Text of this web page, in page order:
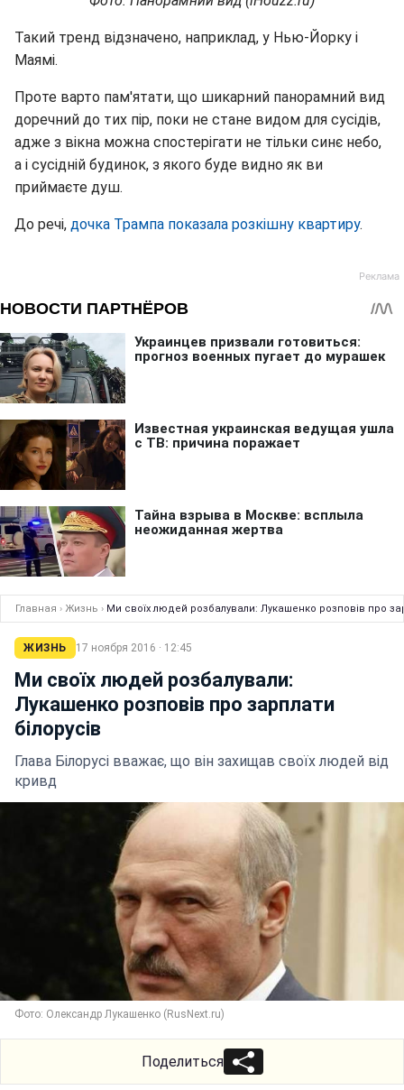
Такий тренд відзначено, наприклад, у Нью-Йорку і
Маямі.
Проте варто пам'ятати, що шикарний панорамний вид
доречний до тих пір, поки не стане видом для сусідів,
адже з вікна можна спостерігати не тільки синє небо,
а і сусідній будинок, з якого буде видно як ви
приймаєте душ.
До речі, дочка Трампа показала розкішну квартиру.
Главная › Жизнь › Ми своїх людей розбалували: Лукашенко розповів про
ЖИЗНЬ 17 ноября 2016 · 12:45
Ми своїх людей розбалували:
Лукашенко розповів про зарплати
білорусів
Глава Білорусі вважає, що він захищав своїх людей від
кривд
Фото: Олександр Лукашенко (RusNext.ru)
Поделиться